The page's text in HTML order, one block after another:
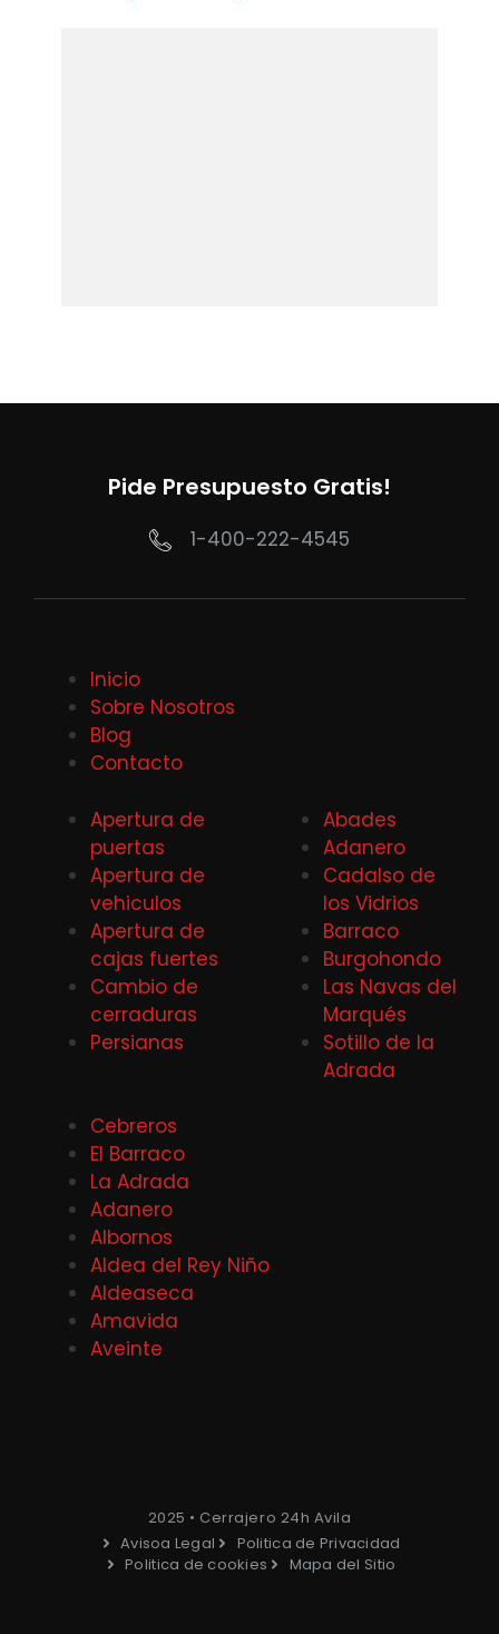
Pide Presupuesto Gratis!
1-400-222-4545
Inicio
Sobre Nosotros
Blog
Contacto
Apertura de
puertas
Apertura de
vehiculos
Apertura de
cajas fuertes
Cambio de
cerraduras
Persianas
Abades
Adanero
Cadalso de
los Vidrios
Barraco
Burgohondo
Las Navas del
Marqués
Sotillo de la
Adrada
Cebreros
El Barraco
La Adrada
Adanero
Albornos
Aldea del Rey Niño
Aldeaseca
Amavida
Aveinte
2025 • Cerrajero 24h Avila
Avisoa Legal
Politica de Privacidad
Politica de cookies
Mapa del Sitio